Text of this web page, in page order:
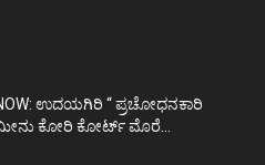
NOW: ಉದಯಗಿರಿ “ ಪ್ರಚೋಧನಕಾರಿ
ಕೋರಿ ಕೋರ್ಟ್‌ ಮೊರೆ...